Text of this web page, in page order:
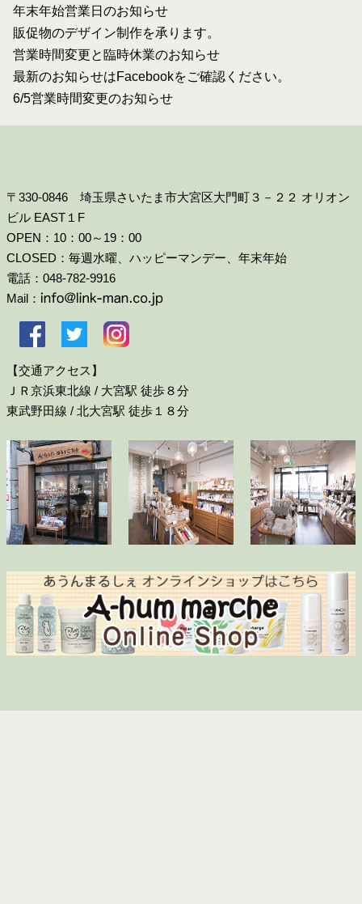
年末年始営業日のお知らせ
販促物のデザイン制作を承ります。
営業時間変更と臨時休業のお知らせ
最新のお知らせはFacebookをご確認ください。
6/5営業時間変更のお知らせ
〒330-0846 埼玉県さいたま市大宮区大門町３－２２ オリオン
ビル EAST１F
OPEN：10：00～19：00
CLOSED：毎週水曜、ハッピーマンデー、年末年始
電話：048-782-9916
Mail：
【交通アクセス】
ＪＲ京浜東北線 / 大宮駅 徒歩８分
東武野田線 / 北大宮駅 徒歩１８分